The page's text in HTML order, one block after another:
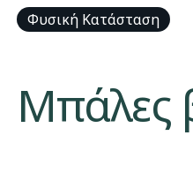
Φυσική Κατάσταση
​Μπάλες